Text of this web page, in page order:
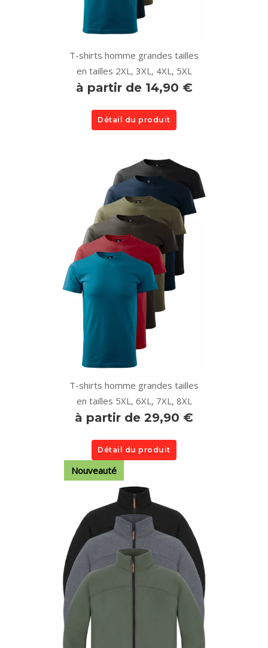
T-shirts homme grandes tailles
en tailles 2XL, 3XL, 4XL, 5XL
à partir de 14,90 €
Détail du produit
T-shirts homme grandes tailles
en tailles 5XL, 6XL, 7XL, 8XL
à partir de 29,90 €
Détail du produit
Nouveauté